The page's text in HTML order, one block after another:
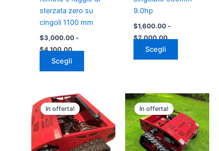
sterzata zero su
cingoli 1100 mm
$3,000.00 -
$4,100.00
Scegli
del
prodotto
9.0hp
$1,600.00 -
$2,000.00
Scegli
In offerta!
Fascia
di
prezzo:
da
$1,800.00
a
$2,200.00
Questo
prodotto
ha
più
varianti.
In offerta!
Fascia
di
prezzo:
da
$2,700.00
a
$3,200.00
Questo
prodotto
ha
più
varianti.